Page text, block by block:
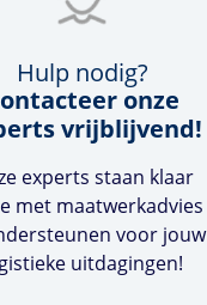
Hulp nodig?
onze
vrijblijvend!
experts staan klaar
met maatwerkadvies
voor jouw
uitdagingen!